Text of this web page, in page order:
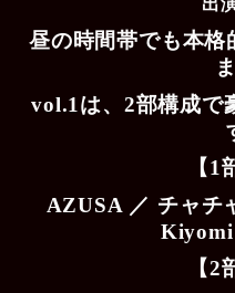
出
昼の時間帯でも本格
vol.1は、2部構成で
【1
AZUSA ／ チャチ
【2